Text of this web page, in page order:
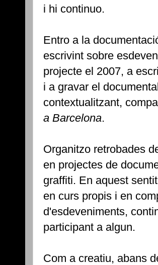
i hi continuo.
Entro a la
escrivint sobre
projecte el 2007, a
i a gravar el
contextualitzant,
a Barcelona.
Organitzo retrobades
en projectes de
graffiti. En aquest
en curs propis i en
d'esdeveniments,
participant a algun.
Com a creatiu, abans